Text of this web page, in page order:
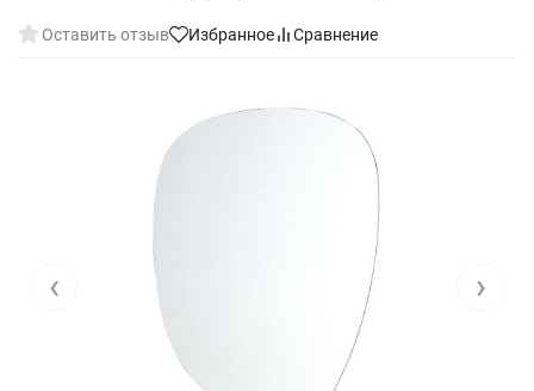
Оставить отзыв Избранное Сравнение
‹ ›